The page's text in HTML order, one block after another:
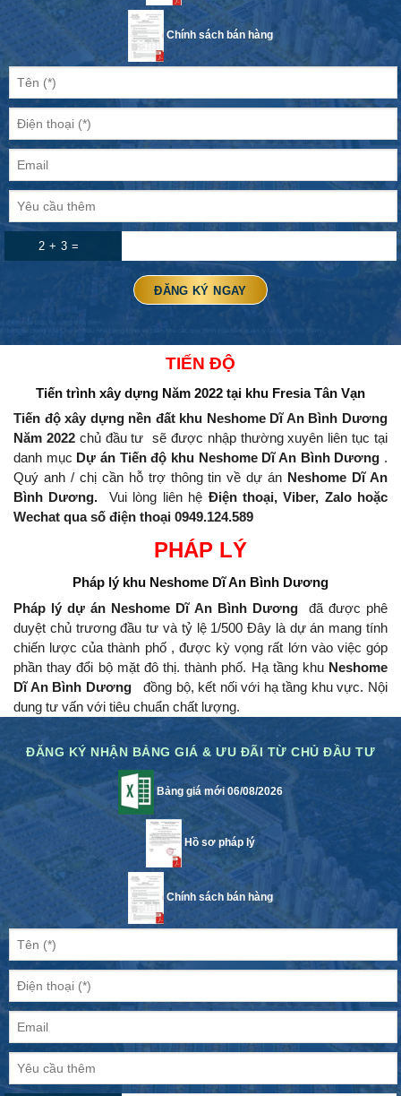
Chính sách bán hàng
2 + 3 =
TIẾN ĐỘ
Tiến trình xây dựng Năm 2022 tại khu Fresia Tân Vạn
Tiến độ xây dựng nền đất khu Neshome Dĩ An Bình Dương
Năm 2022chủ đầu tư sẽ được nhập thường xuyên liên tục tại
danh mục Dự án Tiến độ khu Neshome Dĩ An Bình Dương .
Quý anh / chị cần hỗ trợ thông tin về dự án Neshome Dĩ An
Bình Dương.
Vui lòng liên hệ Điện thoại, Viber, Zalo hoặc
Wechat qua số điện thoại 0949.124.589
PHÁP LÝ
Pháp lý khu Neshome Dĩ An Bình Dương
Pháp lý dự án Neshome Dĩ An Bình Dươngđã được phê
duyệt chủ trương đầu tư và tỷ lệ 1/500 Đây là dự án mang tính
chiến lược của thành phố , được kỳ vọng rất lớn vào việc góp
phần thay đổi bộ mặt đô thị.thành phố. Hạ tầng khu Neshome
Dĩ An Bình Dươngđồng bộ, kết nối với hạ tầng khu vực. Nội
dung tư vấn với tiêu chuẩn chất lượng.
ĐĂNG KÝ NHẬN BẢNG GIÁ & ƯU ĐÃI TỪ CHỦ ĐẦU TƯ
Bảng giá mới 06/08/2026
Hồ sơ pháp lý
Chính sách bán hàng